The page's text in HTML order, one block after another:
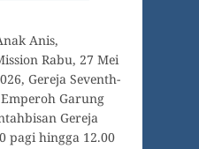
Anis,
Rabu, 27 Mei
Gereja Seventh-
Garung
Gereja
pagi hingga 12.00